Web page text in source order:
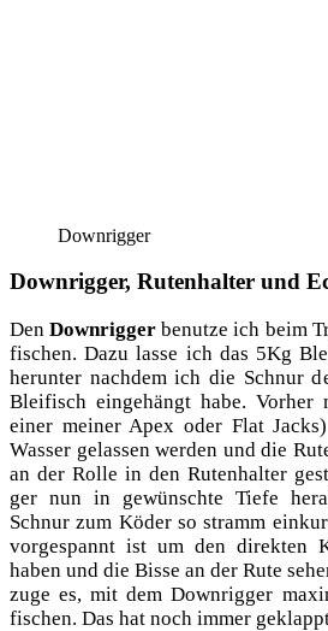
Down­rig­ger
Downrigger, Rutenhalter und
DenDown­rig­ger benut­ze ich beim
fischen. Dazu las­se ich das 5Kg
her­un­ter nach­dem ich die Schnur
Bleifisch ein­ge­hängt habe. Vor­her
einer mei­ner Apex oder Flat
Was­ser gelas­sen wer­den und die
an der Rol­le in den Ruten­hal­ter
ger nun in gewünsch­te Tie­fe
Schnur zum Köder so stramm
vor­ge­spannt ist um den direk­ten
haben und die Bis­se an der Rute
zu­ge es, mit dem Down­rig­ger
fischen. Das hat noch immer